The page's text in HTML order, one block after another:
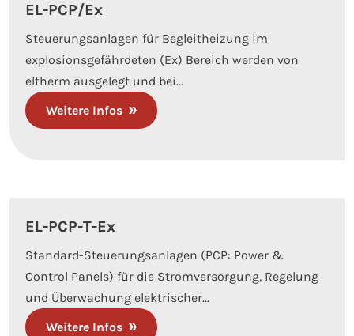
EL-PCP/Ex
Steuerungsanlagen für Begleitheizung im
explosionsgefährdeten (Ex) Bereich werden von
eltherm ausgelegt und bei...
Weitere Infos
EL-PCP-T-Ex
Standard-Steuerungsanlagen (PCP: Power &
Control Panels) für die Stromversorgung, Regelung
und Überwachung elektrischer...
Weitere Infos